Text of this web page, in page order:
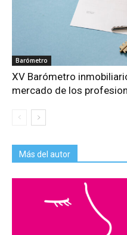
Barómetro
XV Barómetro
mercado de los
Más del autor